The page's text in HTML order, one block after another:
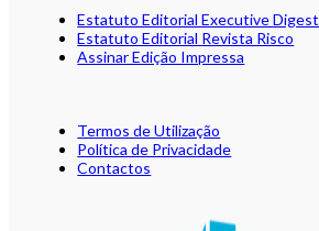
Estatuto Editorial Executive Digest
Estatuto Editorial Revista Risco
Assinar Edição Impressa
Termos de Utilização
Política de Privacidade
Contactos